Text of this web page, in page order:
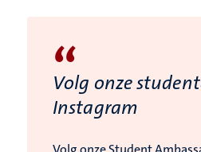
“
Volg onze
Instagram